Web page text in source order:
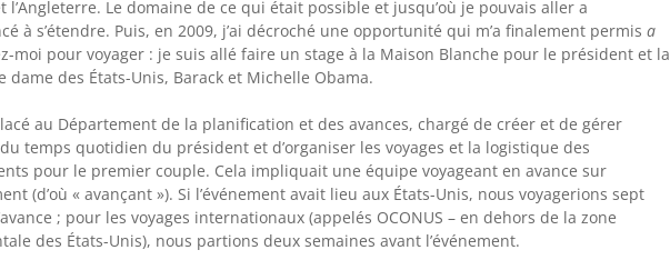
l’Angleterre. Le domaine de ce qui était possible et jusqu’où je pouvais aller a
à s’étendre. Puis, en 2009, j’ai décroché une opportunité qui m’a finalement permis a
moi pour voyager : je suis allé faire un stage à la Maison Blanche pour le président et la
dame des États-Unis, Barack et Michelle Obama.
au Département de la planification et des avances, chargé de créer et de gérer
du temps quotidien du président et d’organiser les voyages et la logistique des
pour le premier couple. Cela impliquait une équipe voyageant en avance sur
(d’où « avançant »). Si l’événement avait lieu aux États-Unis, nous voyagerions sept
; pour les voyages internationaux (appelés OCONUS – en dehors de la zone
des États-Unis), nous partions deux semaines avant l’événement.